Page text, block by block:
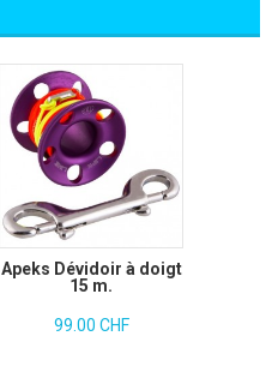
Apeks Dévidoir à doigt
15 m.
99.00 CHF